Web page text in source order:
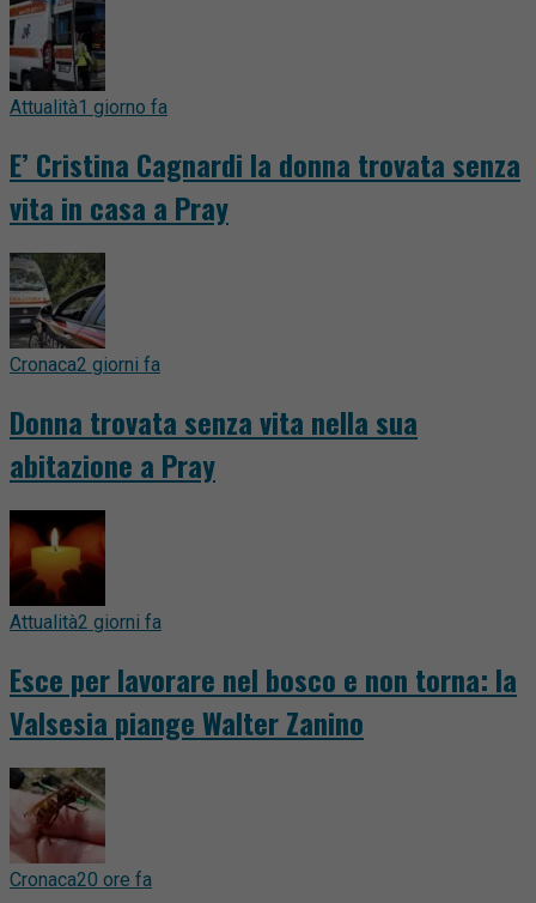
Attualità1 giorno fa
E’ Cristina Cagnardi la donna trovata senza
vita in casa a Pray
Cronaca2 giorni fa
Donna trovata senza vita nella sua
abitazione a Pray
Attualità2 giorni fa
Esce per lavorare nel bosco e non torna: la
Valsesia piange Walter Zanino
Cronaca20 ore fa